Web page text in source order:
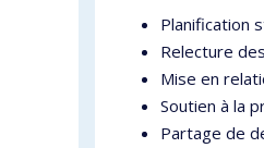
Planification
Relecture
Mise en
Soutien à la
Partage de